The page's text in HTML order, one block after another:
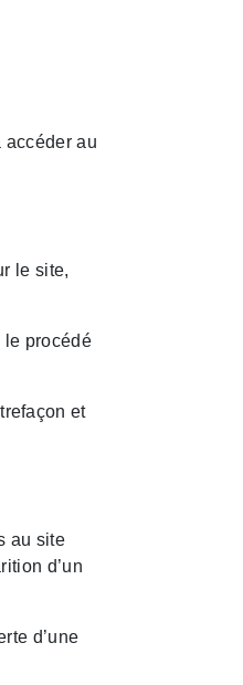
accéder au
le site,
le procédé
et
au site
d’un
d’une